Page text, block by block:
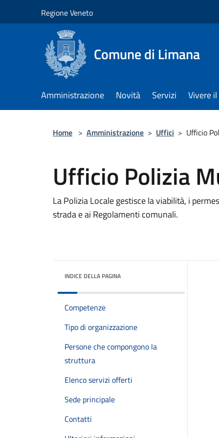
Regione Veneto
Comune di Limana
Amministrazione Novità Servizi Vivere
Home > Amministrazione > Uffici > Ufficio
Ufficio Polizia
La Polizia Locale gestisce la viabilità, i
strada e ai Regolamenti comunali.
INDICE DELLA PAGINA
Competenze
Tipo di organizzazione
Persone che compongono la
struttura
Elenco servizi offerti
Sede principale
Contatti